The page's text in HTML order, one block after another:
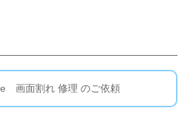
画面割れ 修理 のご依頼